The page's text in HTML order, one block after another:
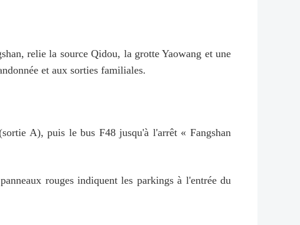
relie la source Qidou, la grotte Yaowang et une
et aux sorties familiales.
A), puis le bus F48 jusqu'à l'arrêt « Fangshan
rouges indiquent les parkings à l'entrée du